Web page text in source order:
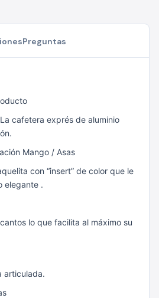
Preguntas
cafetera exprés de aluminio
Mango / Asas
con “insert” de color que le
elegante .
lo que facilita al máximo su
articulada.